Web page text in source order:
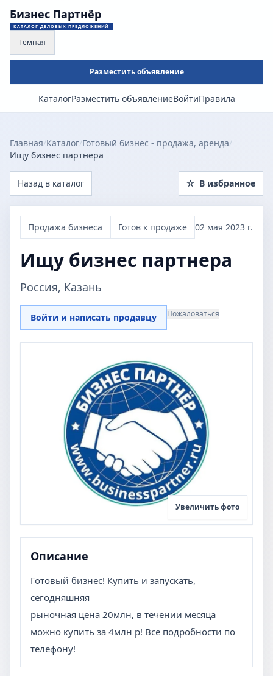
Бизнес Партнёр
КАТАЛОГ ДЕЛОВЫХ ПРЕДЛОЖЕНИЙ
Тёмная
Разместить объявление
КаталогРазместить объявлениеВойтиПравила
Главная/Каталог/Готовый бизнес - продажа, аренда/
Ищу бизнес партнера
Назад в каталог ☆ В избранное
Продажа бизнеса Готов к продаже 02 мая 2023 г.
Ищу бизнес партнера
Россия, Казань
Войти и написать продавцу Пожаловаться
Увеличить фото
Описание
Готовый бизнес! Купить и запускать,
сегодняшняя
рыночная цена 20млн, в течении месяца
можно купить за 4млн р! Все подробности по
телефону!